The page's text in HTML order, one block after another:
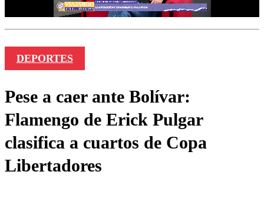
DEPORTES
Pese a caer ante Bolívar:
Flamengo de Erick Pulgar
clasifica a cuartos de Copa
Libertadores